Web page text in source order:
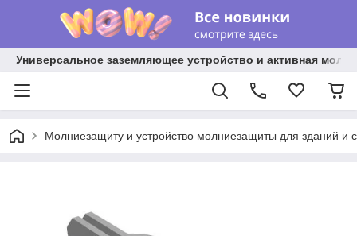
Универсальное заземляющее устройство и активная
Молниезащиту и устройство молниезащиты для зданий и